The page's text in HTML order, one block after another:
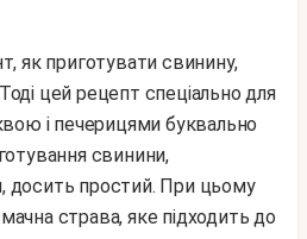
цей рецепт спеціально для
і печерицями буквально
свинини,
досить простий. При цьому
страва, яке підходить до